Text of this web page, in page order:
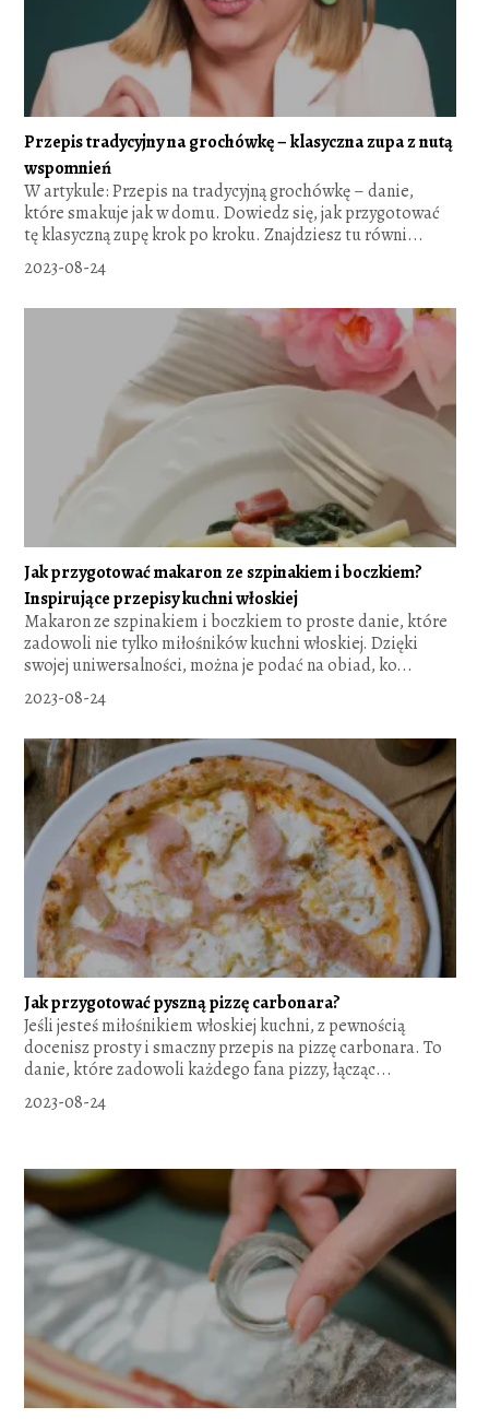
Przepis tradycyjny na grochówkę – klasyczna zupa z nutą
wspomnień
W artykule: Przepis na tradycyjną grochówkę – danie,
które smakuje jak w domu. Dowiedz się, jak przygotować
tę klasyczną zupę krok po kroku. Znajdziesz tu równi...
2023-08-24
Jak przygotować makaron ze szpinakiem i boczkiem?
Inspirujące przepisy kuchni włoskiej
Makaron ze szpinakiem i boczkiem to proste danie, które
zadowoli nie tylko miłośników kuchni włoskiej. Dzięki
swojej uniwersalności, można je podać na obiad, ko...
2023-08-24
Jak przygotować pyszną pizzę carbonara?
Jeśli jesteś miłośnikiem włoskiej kuchni, z pewnością
docenisz prosty i smaczny przepis na pizzę carbonara. To
danie, które zadowoli każdego fana pizzy, łącząc...
2023-08-24